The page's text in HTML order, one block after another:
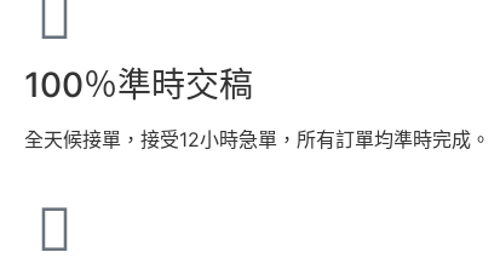
100％準時交稿
全天候接單，接受12小時急單，所有訂單均準時完成。